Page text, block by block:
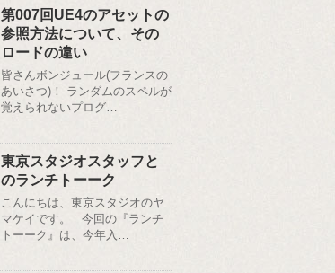
第007回UE4のアセットの
参照方法について、その
ロードの違い
皆さんボンジュール(フランスの
あいさつ)！ ランダムのスペルが
覚えられないプログ…
東京スタジオスタッフと
のランチトーーク
こんにちは、東京スタジオのヤ
マケイです。 今回の『ランチ
トーーク』は、今年入…